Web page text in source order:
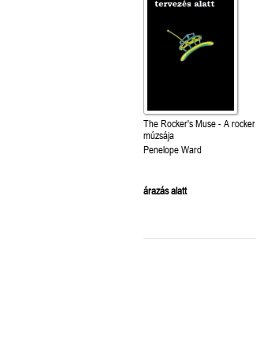
The Rocker's Muse - A rocker
múzsája
Penelope Ward
árazás alatt